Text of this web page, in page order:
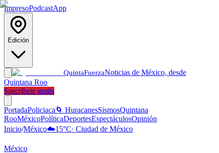
ImpresoPodcastApp
Edición
QuintaFuerzaNoticias de México, desde
Quintana Roo
Suscríbete gratis
PortadaPoliciaca 🌀 HuracanesSismosQuintana
RooMéxicoPolíticaDeportesEspectáculosOpinión
Inicio/México☁️15°C· Ciudad de México
México